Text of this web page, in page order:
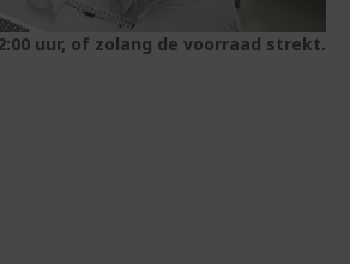
uur, of zolang de voorraad strekt.